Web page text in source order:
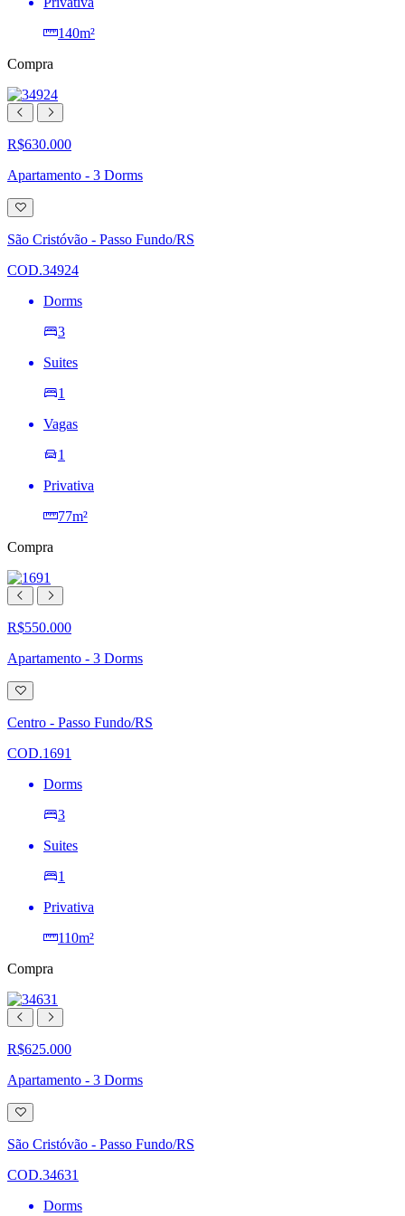
140m²
Compra
R$630.000
Apartamento - 3 Dorms
Adicionar
à
lista
de
São Cristóvão - Passo Fundo/RS
COD.34924
Dorms
3
Suites
1
Vagas
1
Privativa
77m²
Compra
R$550.000
Apartamento - 3 Dorms
Adicionar
à
lista
de
Centro - Passo Fundo/RS
COD.1691
Dorms
3
Suites
1
Privativa
110m²
Compra
R$625.000
Apartamento - 3 Dorms
Adicionar
à
lista
de
São Cristóvão - Passo Fundo/RS
COD.34631
Dorms